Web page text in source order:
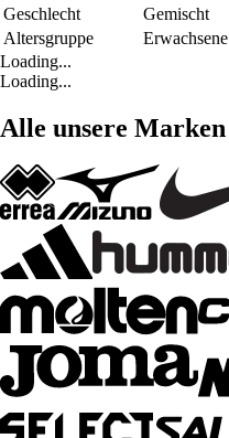
Geschlecht
Gemischt
Altersgruppe
Erwachsene
Loading...
Loading...
Alle unsere Marken